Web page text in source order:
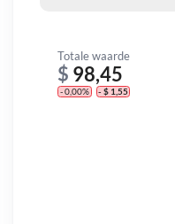
Totale waarde
$ 98,45
- 0,00% - $ 1,55